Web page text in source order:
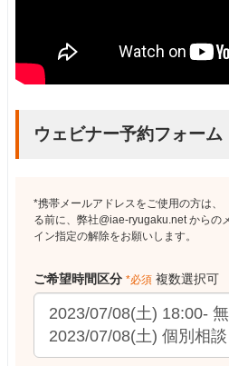
ウェビナー予約フォーム
*携帯メールアドレスをご使用の方は、
る前に、弊社@iae-ryugaku.net からの
イン指定の解除をお願いします。
ご希望時間区分 *必須 複数選択可